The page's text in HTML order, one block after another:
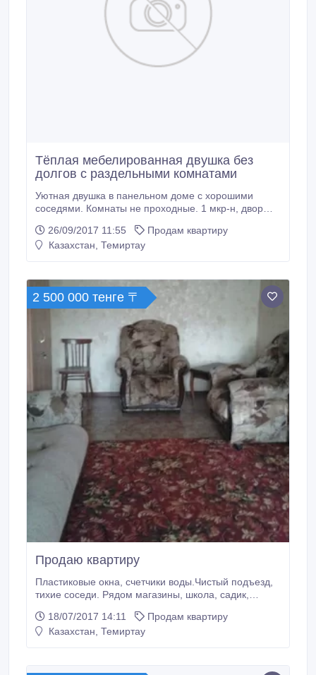
Тёплая мебелированная двушка без
долгов с раздельными комнатами
Уютная двушка в панельном доме с хорошими
соседями. Комнаты не проходные. 1 мкр-н, двор
Республики 43/2, пересечение с
пр.Комсомольским)- напротив ВТУЗа. Через
автостоянка(крытая и открытая), автомойка,
ресторан, кинотеатр "Комсомолец".
26/09/2017 11:55
Продам квартиру
Казахстан, Темиртау
2 500 000 тенге 〒
Продаю квартиру
Пластиковые окна, счетчики воды.Чистый подъезд,
тихие соседи. Рядом магазины, школа, садик,
номеру - 8-705-622-68-82.
18/07/2017 14:11
Продам квартиру
Казахстан, Темиртау